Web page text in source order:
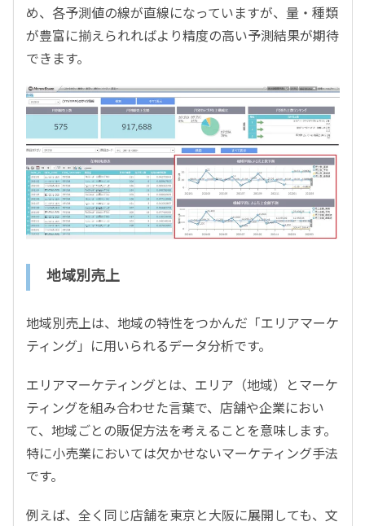
め、各予測値の線が直線になっていますが、量・種類
が豊富に揃えられればより精度の高い予測結果が期待
できます。
地域別売上
地域別売上は、地域の特性をつかんだ「エリアマーケ
ティング」に用いられるデータ分析です。
エリアマーケティングとは、エリア（地域）とマーケ
ティングを組み合わせた言葉で、店舗や企業におい
て、地域ごとの販促方法を考えることを意味します。
特に小売業においては欠かせないマーケティング手法
です。
例えば、全く同じ店舗を東京と大阪に展開しても、文